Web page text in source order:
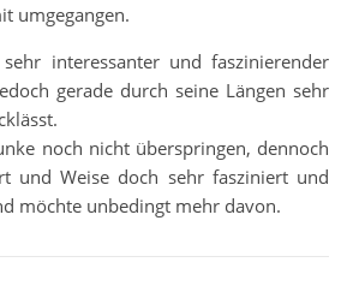
umgegangen.
interessanter und faszinierender
gerade durch seine Längen sehr
noch nicht überspringen, dennoch
und Weise doch sehr fasziniert und
möchte unbedingt mehr davon.